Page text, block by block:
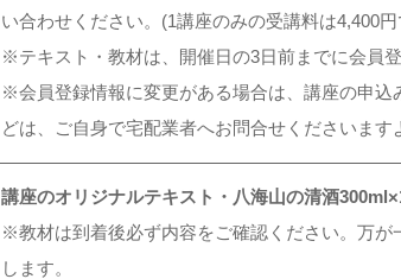
い合わせください。(1講座のみの受講料は4,400
※テキスト・教材は、開催日の3日前までに会員
※会員登録情報に変更がある場合は、講座の申
どは、ご自身で宅配業者へお問合せくださいます
講座のオリジナルテキスト・八海山の清酒
※教材は到着後必ず内容をご確認ください。万
します。